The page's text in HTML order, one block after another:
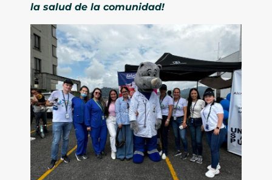
la salud de la comunidad!